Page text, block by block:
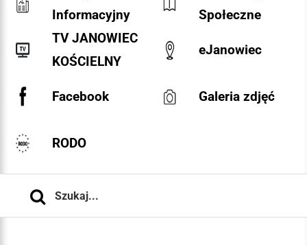
Informacyjny
Społeczne
TV JANOWIEC
KOŚCIELNY
eJanowiec
Facebook Galeria zdjęć
RODO